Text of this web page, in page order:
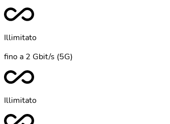
Illimitato
fino a 2 Gbit/s (5G)
Illimitato